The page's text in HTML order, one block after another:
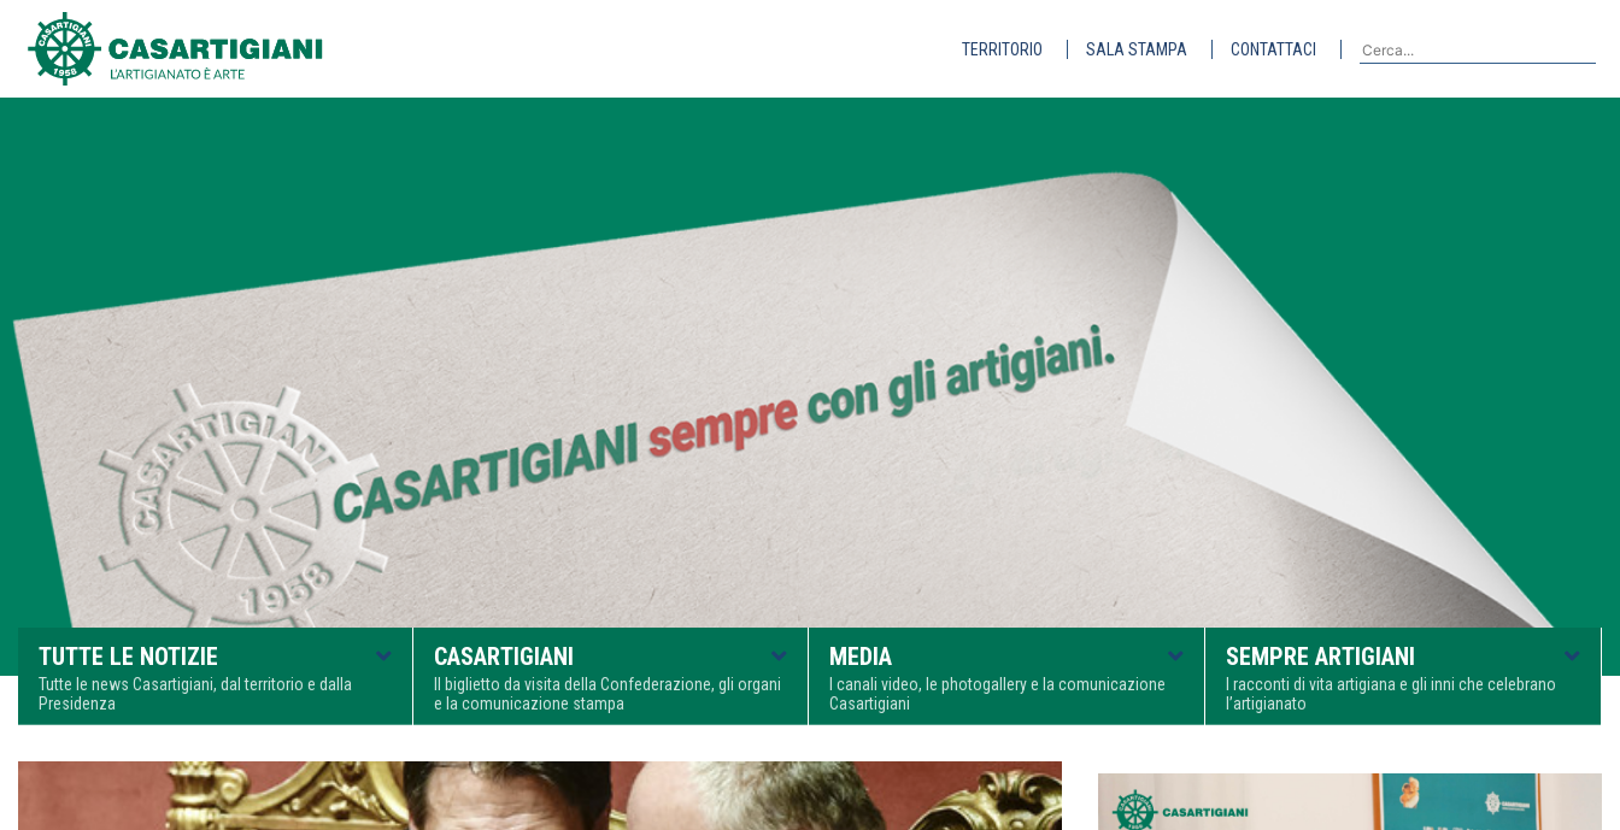
TERRITORIO SALA STAMPA CONTATTACI
TUTTE LE NOTIZIE
Tutte le news Casartigiani, dal territorio e dalla
Presidenza
CASARTIGIANI
Il biglietto da visita della Confederazione, gli organi
e la comunicazione stampa
MEDIA
I canali video, le photogallery e la comunicazione
Casartigiani
SEMPRE ARTIGIANI
I racconti di vita artigiana e gli inni che celebrano
l’artigianato